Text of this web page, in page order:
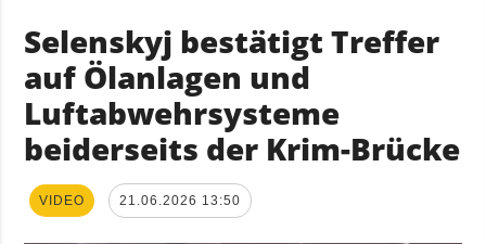
Selenskyj bestätigt Treffer
auf Ölanlagen und
Luftabwehrsysteme
beiderseits der Krim-Brücke
VIDEO 21.06.2026 13:50